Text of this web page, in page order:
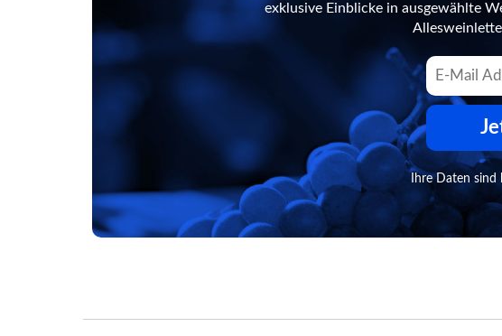
exklusive Einblicke in ausgewählte
Ihre Daten